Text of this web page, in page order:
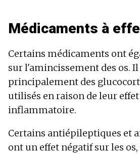
Médicaments à
Certains médicaments ont
sur l'amincissement des os.
principalement des
utilisés en raison de leur
inflammatoire.
Certains antiépileptiques et
ont un effet négatif sur les